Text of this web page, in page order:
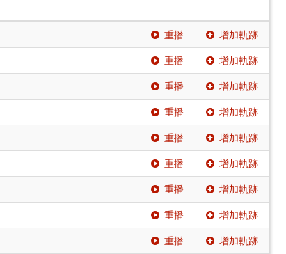
重播 增加軌跡
重播 增加軌跡
重播 增加軌跡
重播 增加軌跡
重播 增加軌跡
重播 增加軌跡
重播 增加軌跡
重播 增加軌跡
重播 增加軌跡